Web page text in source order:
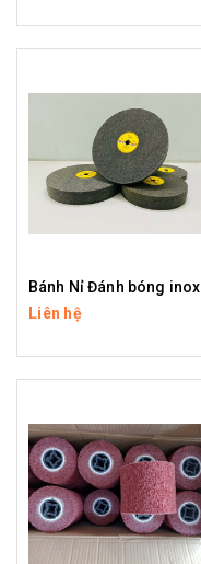
Bánh Nỉ Đánh bóng inox
Liên hệ